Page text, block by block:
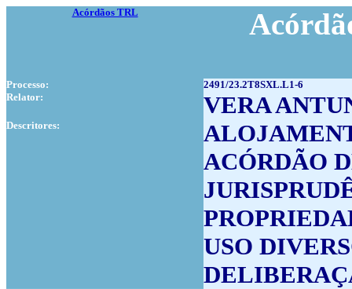
Acórdãos TRL
Processo:
2491/23.2T8SXL.L1-6
Relator:
VERA
Descritores:
ACÓRDÃO
USO